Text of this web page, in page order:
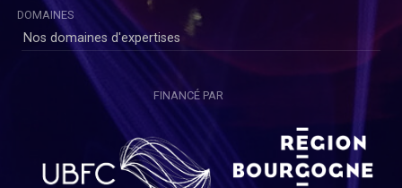
DOMAINES
Nos domaines d'expertises
FINANCÉ PAR